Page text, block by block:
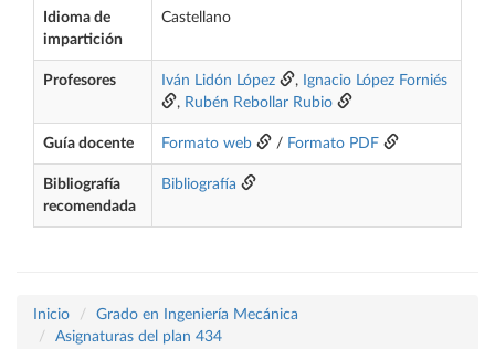
Idioma de
impartición
Castellano
Profesores Iván Lidón López , Ignacio López Forniés
, Rubén Rebollar Rubio
Guía docente Formato web / Formato PDF
Bibliografía
recomendada
Bibliografía
Inicio
Grado en Ingeniería Mecánica
Asignaturas del plan 434